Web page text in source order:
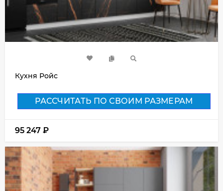
Кухня Ройс
РАССЧИТАТЬ ПО СВОИМ РАЗМЕРАМ
95 247 ₽